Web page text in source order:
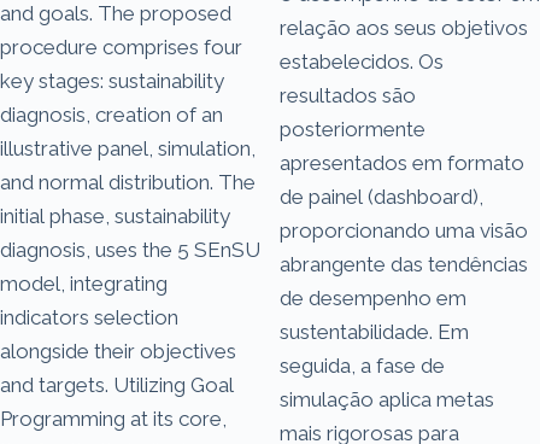
and goals. The proposed
procedure comprises four
key stages: sustainability
diagnosis, creation of an
illustrative panel, simulation,
and normal distribution. The
initial phase, sustainability
diagnosis, uses the 5 SEnSU
model, integrating
indicators selection
alongside their objectives
and targets. Utilizing Goal
Programming at its core,
relação aos seus objetivos
estabelecidos. Os
resultados são
posteriormente
apresentados em formato
de painel (dashboard),
proporcionando uma visão
abrangente das tendências
de desempenho em
sustentabilidade. Em
seguida, a fase de
simulação aplica metas
mais rigorosas para